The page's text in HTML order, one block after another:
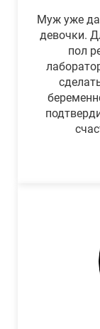
Муж уже
девочки.
пол